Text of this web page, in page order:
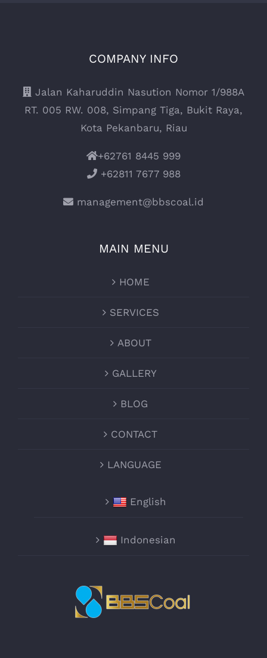
COMPANY INFO
Jalan Kaharuddin Nasution Nomor 1/988A
RT. 005 RW. 008, Simpang Tiga, Bukit Raya,
Kota Pekanbaru, Riau
+62761 8445 999
+62811 7677 988
management@bbscoal.id
MAIN MENU
HOME
SERVICES
ABOUT
GALLERY
BLOG
CONTACT
LANGUAGE
English
Indonesian